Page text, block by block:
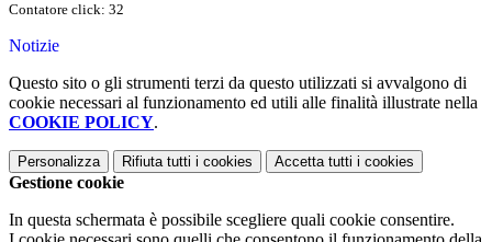
Contatore click: 32
Notizie
Questo sito o gli strumenti terzi da questo utilizzati si avvalgono di
cookie necessari al funzionamento ed utili alle finalità illustrate nella
COOKIE POLICY.
Personalizza Rifiuta tutti i cookies Accetta tutti i cookies
Gestione cookie
In questa schermata è possibile scegliere quali cookie consentire.